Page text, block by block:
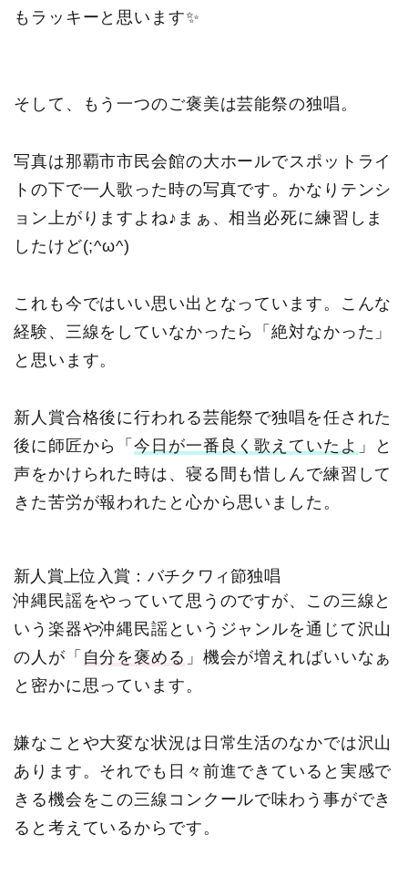
もラッキーと思います✨
そして、もう一つのご褒美は芸能祭の独唱。
写真は那覇市市民会館の大ホールでスポットライ
トの下で一人歌った時の写真です。かなりテンシ
ョン上がりますよね♪まぁ、相当必死に練習しま
したけど(;^ω^)
これも今ではいい思い出となっています。こんな
経験、三線をしていなかったら「絶対なかった」
と思います。
新人賞合格後に行われる芸能祭で独唱を任された
後に師匠から「今日が一番良く歌えていたよ 」と
声をかけられた時は、寝る間も惜しんで練習して
きた苦労が報われたと心から思いました。
新人賞上位入賞：バチクワィ節独唱
沖縄民謡をやっていて思うのですが、この三線と
いう楽器や沖縄民謡というジャンルを通じて沢山
の人が「 自分を褒める 」機会が増えればいいなぁ
と密かに思っています。
嫌なことや大変な状況は日常生活のなかでは沢山
あります。それでも日々前進できていると実感で
きる機会をこの三線コンクールで味わう事ができ
ると考えているからです。